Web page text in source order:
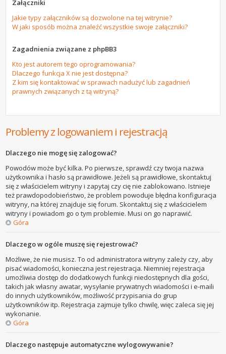
Załączniki
Jakie typy załączników są dozwolone na tej witrynie?
W jaki sposób można znaleźć wszystkie swoje załączniki?
Zagadnienia związane z phpBB3
Kto jest autorem tego oprogramowania?
Dlaczego funkcja X nie jest dostępna?
Z kim się kontaktować w sprawach nadużyć lub zagadnień
prawnych związanych z tą witryną?
Problemy z logowaniem i rejestracją
Dlaczego nie mogę się zalogować?
Powodów może być kilka. Po pierwsze, sprawdź czy twoja nazwa
użytkownika i hasło są prawidłowe. Jeżeli są prawidłowe, skontaktuj
się z właścicielem witryny i zapytaj czy cię nie zablokowano. Istnieje
też prawdopodobieństwo, że problem powoduje błędna konfiguracja
witryny, na której znajduje się forum. Skontaktuj się z właścicielem
witryny i powiadom go o tym problemie. Musi on go naprawić.
Góra
Dlaczego w ogóle muszę się rejestrować?
Możliwe, że nie musisz. To od administratora witryny zależy czy, aby
pisać wiadomości, konieczna jest rejestracja. Niemniej rejestracja
umożliwia dostęp do dodatkowych funkcji niedostępnych dla gości,
takich jak własny awatar, wysyłanie prywatnych wiadomości i e-maili
do innych użytkowników, możliwość przypisania do grup
użytkowników itp. Rejestracja zajmuje tylko chwilę, więc zaleca się jej
wykonanie.
Góra
Dlaczego następuje automatyczne wylogowywanie?